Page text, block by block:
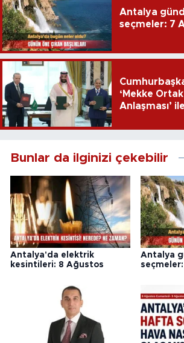
Antalya
seçmeler: 7
‘Mekke
Anlaşması’
Bunlar da ilginizi çekebilir
Antalya'da elektrik
kesintileri: 8 Ağustos
Antalya